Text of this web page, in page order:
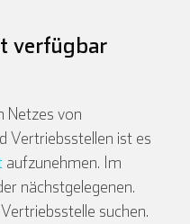
verfügbar
Netzes von
Vertriebsstellen ist es
aufzunehmen. Im
nächstgelegenen.
suchen.